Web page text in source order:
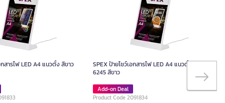
กสารไฟ LED A4 แนวตั้ง สีขาว
SPEX ป้ายโชว์เอกสารไฟ LED A4 แนวตั้ง รุ่น
6245 สีขาว
Add-on Deal
Product Code 2091834